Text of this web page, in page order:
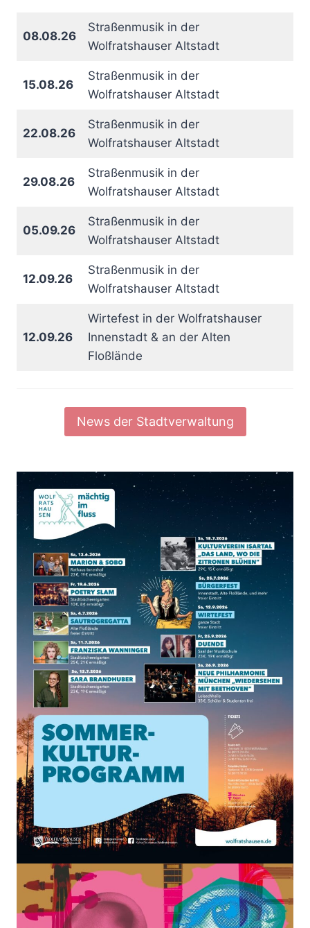
08.08.26
Straßenmusik in der
Wolfratshauser Altstadt
15.08.26
Straßenmusik in der
Wolfratshauser Altstadt
22.08.26
Straßenmusik in der
Wolfratshauser Altstadt
29.08.26
Straßenmusik in der
Wolfratshauser Altstadt
05.09.26
Straßenmusik in der
Wolfratshauser Altstadt
12.09.26
Straßenmusik in der
Wolfratshauser Altstadt
12.09.26
Wirtefest in der Wolfratshauser
Innenstadt & an der Alten
Floßlände
News der Stadtverwaltung